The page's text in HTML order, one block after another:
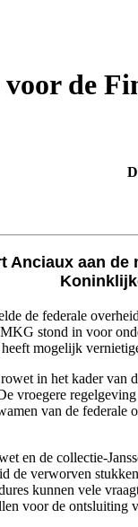
de
Anciaux aan
de federale
stond in voor
mogelijk
in het kader van
vroegere
van de
en de collectie-
de verworven
kunnen vele
voor de ontsluiting